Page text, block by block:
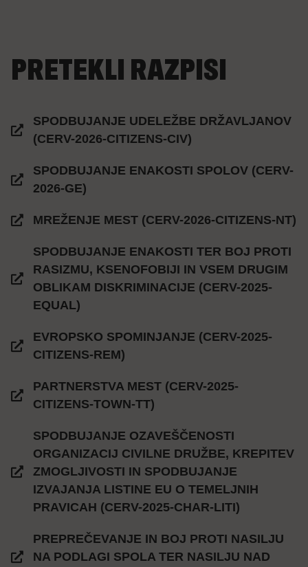
PRETEKLI RAZPISI
SPODBUJANJE UDELEŽBE DRŽAVLJANOV
(CERV-2026-CITIZENS-CIV)
SPODBUJANJE ENAKOSTI SPOLOV (CERV-
2026-GE)
MREŽENJE MEST (CERV-2026-CITIZENS-NT)
SPODBUJANJE ENAKOSTI TER BOJ PROTI
RASIZMU, KSENOFOBIJI IN VSEM DRUGIM
OBLIKAM DISKRIMINACIJE (CERV-2025-
EQUAL)
EVROPSKO SPOMINJANJE (CERV-2025-
CITIZENS-REM)
PARTNERSTVA MEST (CERV-2025-
CITIZENS-TOWN-TT)
SPODBUJANJE OZAVEŠČENOSTI
ORGANIZACIJ CIVILNE DRUŽBE, KREPITEV
ZMOGLJIVOSTI IN SPODBUJANJE
IZVAJANJA LISTINE EU O TEMELJNIH
PRAVICAH (CERV-2025-CHAR-LITI)
PREPREČEVANJE IN BOJ PROTI NASILJU
NA PODLAGI SPOLA TER NASILJU NAD